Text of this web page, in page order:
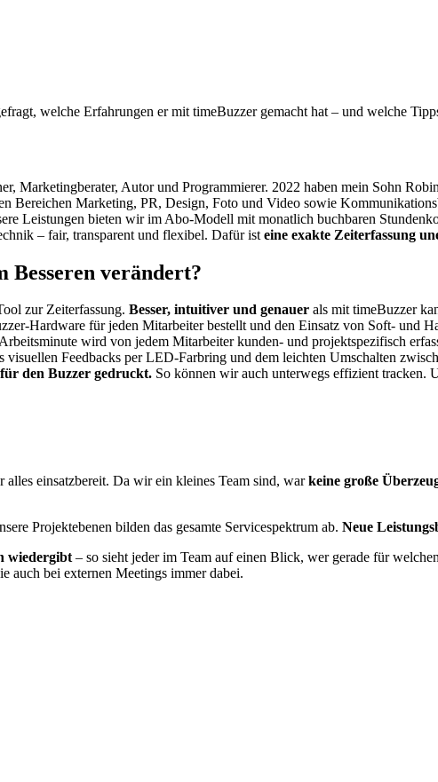
welche Erfahrungen er mit timeBuzzer gemacht hat – und welche
Marketingberater, Autor und Programmierer. 2022 haben mein Sohn
Bereichen Marketing, PR, Design, Foto und Video sowie
Leistungen bieten wir im Abo-Modell mit monatlich buchbaren
– fair, transparent und flexibel. Dafür ist eine exakte Zeiterfassung
Besseren verändert?
zur Zeiterfassung. Besser, intuitiver und genauer als mit timeBuzzer
Hardware für jeden Mitarbeiter bestellt und den Einsatz von Soft- und
wird von jedem Mitarbeiter kunden- und projektspezifisch
Feedbacks per LED-Farbring und dem leichten Umschalten
den Buzzer gedruckt. So können wir auch unterwegs effizient tracken.
einsatzbereit. Da wir ein kleines Team sind, warkeine große
Projektebenen bilden das gesamte Servicespektrum ab. Neue
wiedergibt – so sieht jeder im Team auf einen Blick, wer gerade für
auch bei externen Meetings immer dabei.